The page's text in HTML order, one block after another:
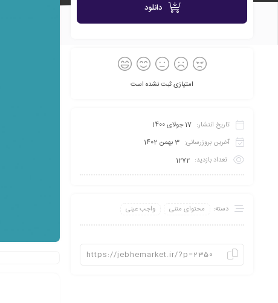
دانلود
امتیازی ثبت نشده است
تاریخ انتشار: 17 جولای 1400
آخرین بروزرسانی: 3 بهمن 1402
تعداد بازدید: 1272
دسته: محتوای متنی واجب عینی